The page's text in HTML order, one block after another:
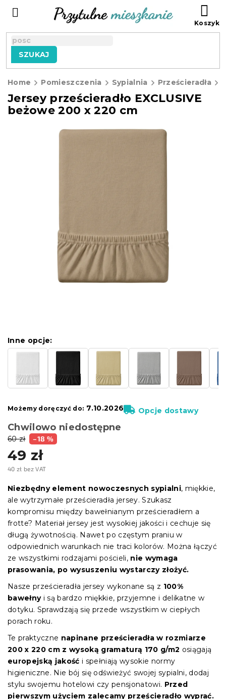
SZUKAJ
Home Pomieszczenia Sypialnia Prześcieradła
Jersey prześcieradło EXCLUSIVE
beżowe 200 x 220 cm
60 zł –18 %
49 zł
40 zł bez VAT
jednostkowa:
Chwilowo niedostępne
Inne opcje:
Możemy doręczyć do: 7.10.2026 Opcje dostawy
Niezbędny element nowoczesnych sypialni, miękkie,
ale wytrzymałe prześcieradła jersey. Szukasz
kompromisu między bawełnianym prześcieradłem a
frotte? Materiał jersey jest wysokiej jakości i cechuje się
długą żywotnością. Nawet po częstym praniu w
odpowiednich warunkach nie traci kolorów. Można łączyć
ze wszystkimi rodzajami pościeli, nie wymaga
prasowania, po wysuszeniu wystarczy złożyć.
Nasze prześcieradła jersey wykonane są z 100%
bawełnyi są bardzo miękkie, przyjemne i delikatne w
dotyku. Sprawdzają się przede wszystkim w ciepłych
porach roku.
Te praktyczne napinane prześcieradła w rozmiarze
200 x 220 cm z wysoką gramaturą 170 g/m2 osiągają
europejską jakość i spełniają wysokie normy
higieniczne. Nie bój się odświeżyć swojej sypialni, dodaj
stylu swojemu hotelowi czy pensjonatowi. Przed
pierwszym użyciem zalecamy prześcieradło wyprać.